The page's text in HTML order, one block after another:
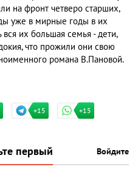
на фронт четверо старших,
уже в мирные годы в их
их большая семья - дети,
что прожили они свою
романа В.Пановой.
+15 +15
первый Войдите